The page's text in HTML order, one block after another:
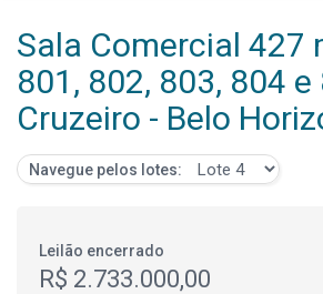
Sala Comercial 427
801, 802, 803, 804 e
Cruzeiro - Belo
Navegue pelos lotes:
Leilão encerrado
R$ 2.733.000,00